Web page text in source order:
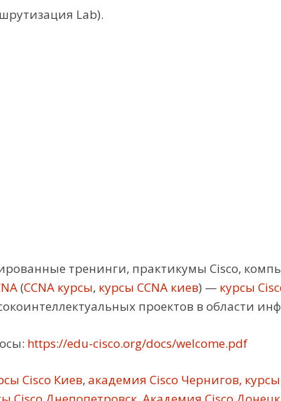
Lab).
тренинги, практикумы Cisco,
(CCNA курсы, курсы CCNA киев) — курсы
проектов в области
https://edu-cisco.org/docs/welcome.pdf
Cisco Киев, академия Cisco Чернигов,